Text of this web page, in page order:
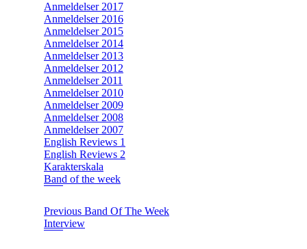
Anmeldelser 2017
Anmeldelser 2016
Anmeldelser 2015
Anmeldelser 2014
Anmeldelser 2013
Anmeldelser 2012
Anmeldelser 2011
Anmeldelser 2010
Anmeldelser 2009
Anmeldelser 2008
Anmeldelser 2007
English Reviews 1
English Reviews 2
Karakterskala
Band of the week
Previous Band Of The Week
Interview